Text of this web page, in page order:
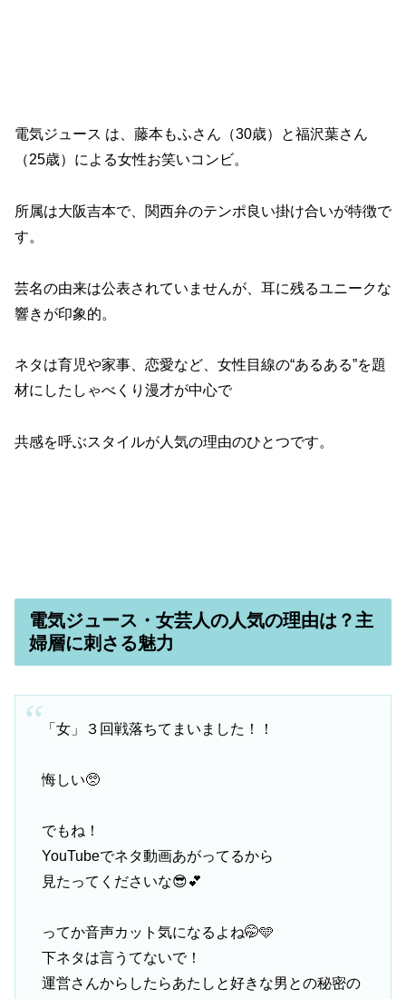
電気ジュース は、藤本もふさん（30歳）と福沢葉さん
（25歳）による女性お笑いコンビ。
所属は大阪吉本で、関西弁のテンポ良い掛け合いが特徴で
す。
芸名の由来は公表されていませんが、耳に残るユニークな
響きが印象的。
ネタは育児や家事、恋愛など、女性目線の“あるある”を題
材にしたしゃべくり漫才が中心で
共感を呼ぶスタイルが人気の理由のひとつです。
電気ジュース・女芸人の人気の理由は？主
婦層に刺さる魅力
「女」３回戦落ちてまいました！！
悔しい🥺
でもね！
YouTubeでネタ動画あがってるから
見たってくださいな😎💕
ってか音声カット気になるよね🤭🩵
下ネタは言うてないで！
運営さんからしたらあたしと好きな男との秘密の